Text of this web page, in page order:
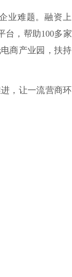
业难题。融资
台，帮助100多
商产业园，扶
，让一流营商